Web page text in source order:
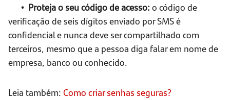
• Proteja o seu código de acesso: o código de
verificação de seis dígitos enviado por SMS é
confidencial e nunca deve ser compartilhado com
terceiros, mesmo que a pessoa diga falar em nome de
empresa, banco ou conhecido.
Leia também: Como criar senhas seguras?